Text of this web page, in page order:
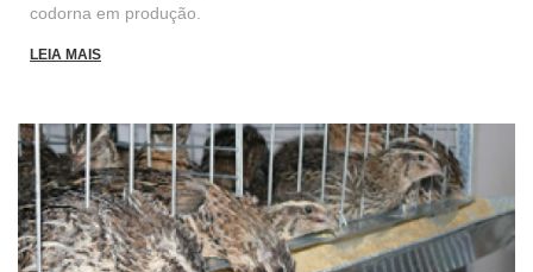
codorna em produção.
LEIA MAIS